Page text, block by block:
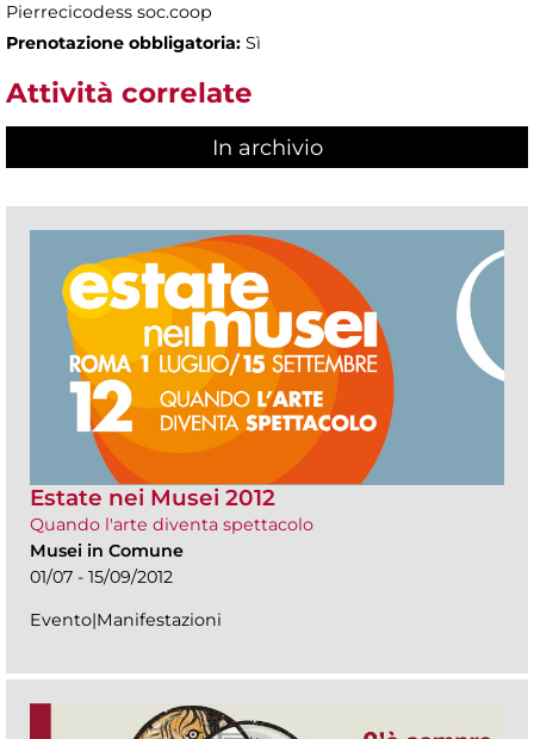
Pierrecicodess soc.coop
Prenotazione obbligatoria: Sì
Attività correlate
In archivio
Estate nei Musei 2012
Quando l'arte diventa spettacolo
Musei in Comune
01/07 - 15/09/2012
Evento|Manifestazioni